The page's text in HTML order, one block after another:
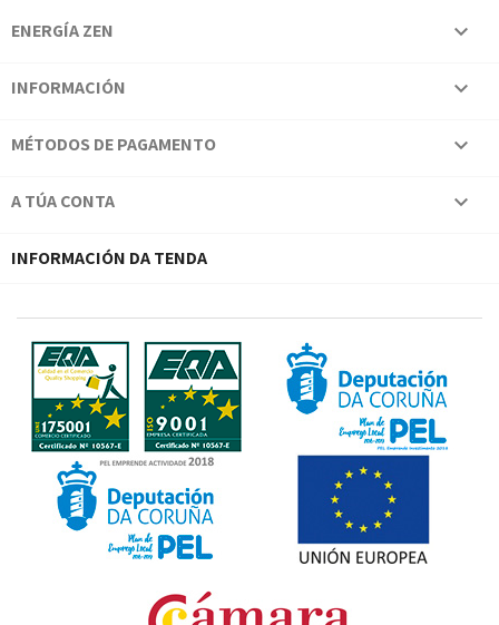
ENERGÍA ZEN 
INFORMACIÓN 
MÉTODOS DE PAGAMENTO 
A TÚA CONTA 
INFORMACIÓN DA TENDA